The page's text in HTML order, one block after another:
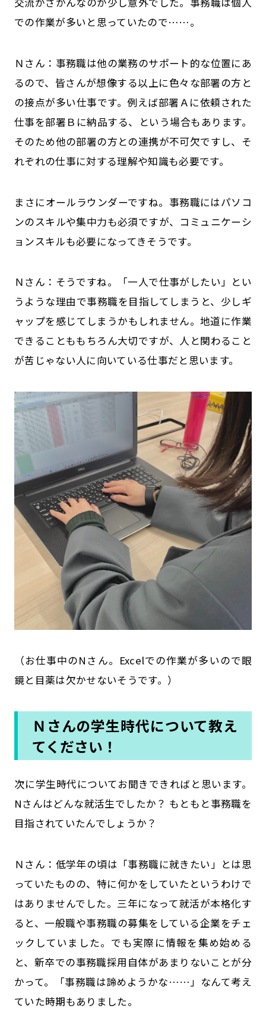
での作業が多いと思っていたので……。
Ｎさん：事務職は他の業務のサポート的な位置にあ
るので、皆さんが想像する以上に色々な部署の方と
の接点が多い仕事です。例えば部署Ａに依頼された
仕事を部署Ｂに納品する、という場合もあります。
そのため他の部署の方との連携が不可欠ですし、そ
れぞれの仕事に対する理解や知識も必要です。
――まさにオールラウンダーですね。事務職にはパソコ
ンのスキルや集中力も必須ですが、コミュニケーシ
ョンスキルも必要になってきそうです。
Ｎさん：そうですね。「一人で仕事がしたい」とい
うような理由で事務職を目指してしまうと、少しギ
ャップを感じてしまうかもしれません。地道に作業
できることももちろん大切ですが、人と関わること
が苦じゃない人に向いている仕事だと思います。
（お仕事中のNさん。Excelでの作業が多いので眼
鏡と目薬は欠かせないそうです。）
Ｎさんの学生時代について教え
てください！
――次に学生時代についてお聞きできればと思います。
Nさんはどんな就活生でしたか？ もともと事務職を
目指されていたんでしょうか？
Ｎさん：低学年の頃は「事務職に就きたい」とは思
っていたものの、特に何かをしていたというわけで
はありませんでした。三年になって就活が本格化す
ると、一般職や事務職の募集をしている企業をチェ
ックしていました。でも実際に情報を集め始める
と、新卒での事務職採用自体があまりないことが分
かって。「事務職は諦めようかな……」なんて考え
ていた時期もありました。